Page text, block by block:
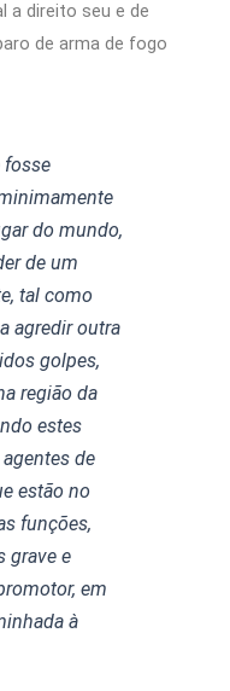
a direito seu e de
de arma de fogo
fosse
do mundo,
de um
tal como
agredir outra
golpes,
região da
estes
de
estão no
funções,
grave e
em
à